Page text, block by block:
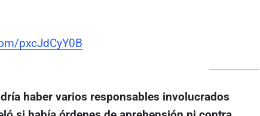
pxcJdCyY0B
haber varios responsables involucrados